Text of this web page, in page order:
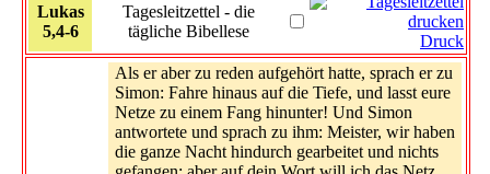
Lukas
5,4-6
Tagesleitzettel - die
tägliche Bibellese
Druck
Als er aber zu reden aufgehört hatte, sprach er zu
Simon: Fahre hinaus auf die Tiefe, und lasst eure
Netze zu einem Fang hinunter! Und Simon
antwortete und sprach zu ihm: Meister, wir haben
die ganze Nacht hindurch gearbeitet und nichts